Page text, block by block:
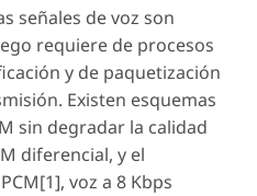
señales de voz son
requiere de procesos
y de paquetización
Existen esquemas
sin degradar la calidad
diferencial, y el
voz a 8 Kbps